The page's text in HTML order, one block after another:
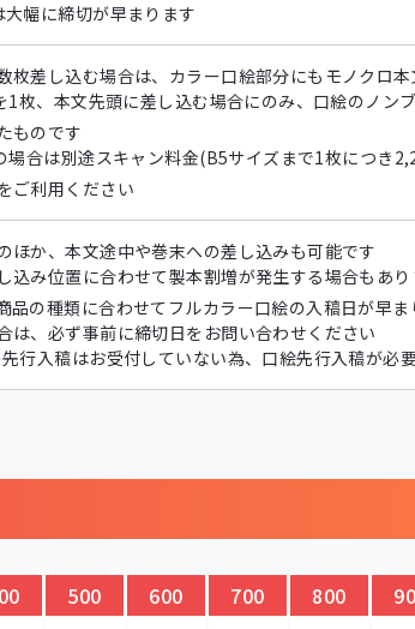
幅に締切が早まります
枚差し込む場合は、カラー口絵部分にもモノクロ
枚、本文先頭に差し込む場合にのみ、口絵のノン
ものです
合は別途スキャン料金(B5サイズまで1枚につき
ご利用ください
ほか、本文途中や巻末への差し込みも可能です
込み位置に合わせて製本割増が発生する場合もあ
品の種類に合わせてフルカラー口絵の入稿日が早ま
は、必ず事前に締切日をお問い合わせください
行入稿はお受付していない為、口絵先行入稿が必
500 600 700 800